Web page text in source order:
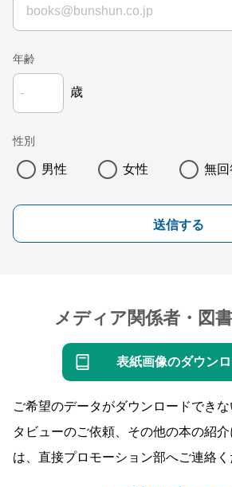
年齢
歳
性別
男性 女性 無回
送信する
メディア関係者・図
表紙画像のダウン
ご希望のデータがダウンロードでき
タビューのご依頼、その他の本の紹
は、直接プロモーション部へご連絡く